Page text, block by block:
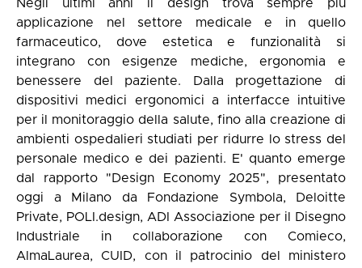
Negli ultimi anni il design trova sempre più
applicazione nel settore medicale e in quello
farmaceutico, dove estetica e funzionalità si
integrano con esigenze mediche, ergonomia e
benessere del paziente. Dalla progettazione di
dispositivi medici ergonomici a interfacce intuitive
per il monitoraggio della salute, fino alla creazione di
ambienti ospedalieri studiati per ridurre lo stress del
personale medico e dei pazienti. E' quanto emerge
dal rapporto "Design Economy 2025", presentato
oggi a Milano da Fondazione Symbola, Deloitte
Private, POLI.design, ADI Associazione per il Disegno
Industriale in collaborazione con Comieco,
AlmaLaurea, CUID, con il patrocinio del ministero